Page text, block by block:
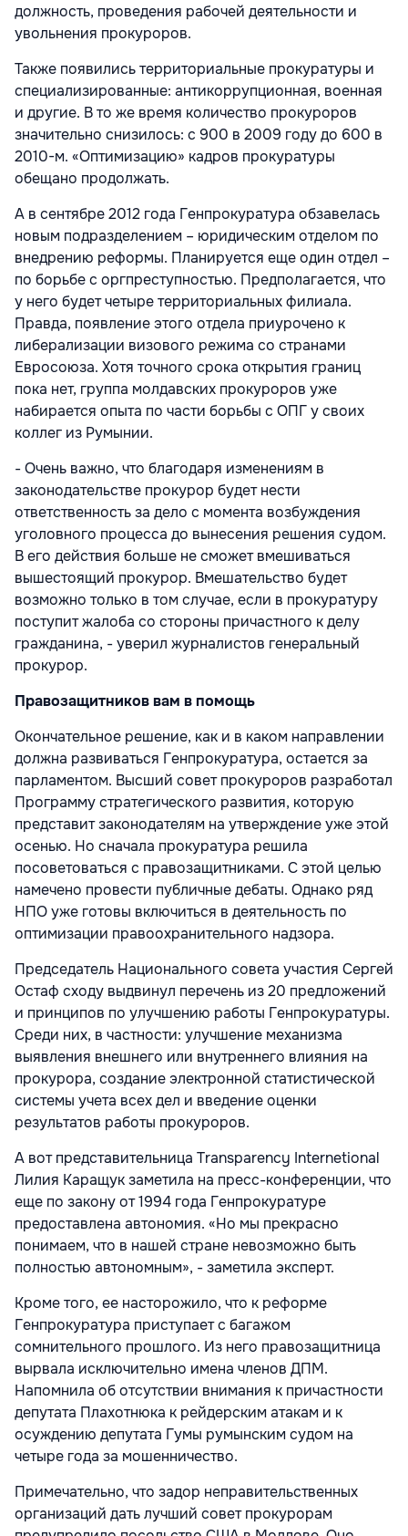
должность, проведения рабочей деятельности и
увольнения прокуроров.
Также появились территориальные прокуратуры и
специализированные: антикоррупционная, военная
и другие. В то же время количество прокуроров
значительно снизилось: с 900 в 2009 году до 600 в
2010-м. «Оптимизацию» кадров прокуратуры
обещано продолжать.
А в сентябре 2012 года Генпрокуратура обзавелась
новым подразделением – юридическим отделом по
внедрению реформы. Планируется еще один отдел –
по борьбе с оргпреступностью. Предполагается, что
у него будет четыре территориальных филиала.
Правда, появление этого отдела приурочено к
либерализации визового режима со странами
Евросоюза. Хотя точного срока открытия границ
пока нет, группа молдавских прокуроров уже
набирается опыта по части борьбы с ОПГ у своих
коллег из Румынии.
- Очень важно, что благодаря изменениям в
законодательстве прокурор будет нести
ответственность за дело с момента возбуждения
уголовного процесса до вынесения решения судом.
В его действия больше не сможет вмешиваться
вышестоящий прокурор. Вмешательство будет
возможно только в том случае, если в прокуратуру
поступит жалоба со стороны причастного к делу
гражданина, - уверил журналистов генеральный
прокурор.
Правозащитников вам в помощь
Окончательное решение, как и в каком направлении
должна развиваться Генпрокуратура, остается за
парламентом. Высший совет прокуроров разработал
Программу стратегического развития, которую
представит законодателям на утверждение уже этой
осенью. Но сначала прокуратура решила
посоветоваться с правозащитниками. С этой целью
намечено провести публичные дебаты. Однако ряд
НПО уже готовы включиться в деятельность по
оптимизации правоохранительного надзора.
Председатель Национального совета участия Сергей
Остаф сходу выдвинул перечень из 20 предложений
и принципов по улучшению работы Генпрокуратуры.
Среди них, в частности: улучшение механизма
выявления внешнего или внутреннего влияния на
прокурора, создание электронной статистической
системы учета всех дел и введение оценки
результатов работы прокуроров.
А вот представительница Transparency Internetional
Лилия Каращук заметила на пресс-конференции, что
еще по закону от 1994 года Генпрокуратуре
предоставлена автономия. «Но мы прекрасно
понимаем, что в нашей стране невозможно быть
полностью автономным», - заметила эксперт.
Кроме того, ее насторожило, что к реформе
Генпрокуратура приступает с багажом
сомнительного прошлого. Из него правозащитница
вырвала исключительно имена членов ДПМ.
Напомнила об отсутствии внимания к причастности
депутата Плахотнюка к рейдерским атакам и к
осуждению депутата Гумы румынским судом на
четыре года за мошенничество.
Примечательно, что задор неправительственных
организаций дать лучший совет прокурорам